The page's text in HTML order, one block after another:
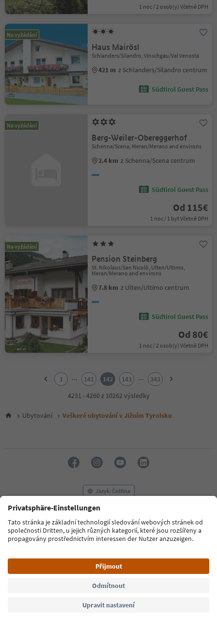
1 noc / 2 osob(y) Včetně DPH
Na vyžádání
Haus Mairösl
Schlanders/Silandro, Vinschgau/Val Venosta
421 m z Schlanders/Silandro centrum
Südtirol Guest Pass
Na vyžádání
Berg-Weiler-Obereggerhof
Schenna/Scena, Meran/Merano and environs
2.4 km z Schenna/Scena centrum
Südtirol Guest Pass
Od 115€
1 noc / 1 byt Včetně DPH
Na vyžádání
Pension Steinberg
St. Nikolaus/San Nicolò, Ulten/Ultimo,
Meran/Merano and environs
7.8 km z Ulten/Ultimo centrum
Südtirol Guest Pass
Od 80€
1 noc / 2 osob(y) Včetně DPH
6
16
17
18
19
21
1 ... 141 142 143 ...
343
4231 - 4260 z 10262 výsledky
Ubytování Veškeré ubytování v Jižním Tyrolsku
Jazyk: Čeština
FAQ Kontaktujte nás Tisk
MICE
Zásady ochrany osobních údajů
Podmínky a ujednání
Tiráž
Prohlášení o přístupnosti